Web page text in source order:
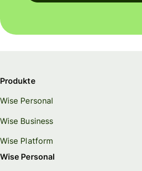
Produkte
Wise Personal
Wise Business
Wise Platform
Wise Personal